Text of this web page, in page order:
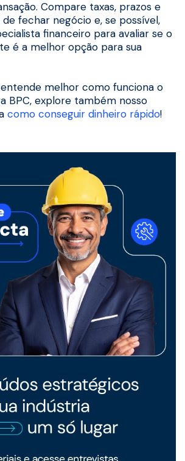
Compare taxas, prazos e
fechar negócio e, se possível,
financeiro para avaliar se o
é a melhor opção para sua
melhor como funciona o
BPC, explore também nosso
como conseguir dinheiro rápido!